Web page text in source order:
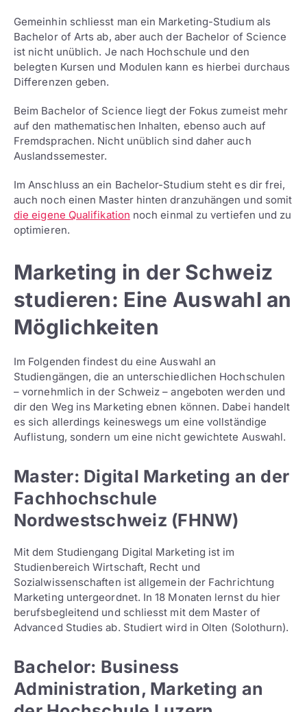
Gemeinhin schliesst man ein Marketing-Studium als
Bachelor of Arts ab, aber auch der Bachelor of Science
ist nicht unüblich. Je nach Hochschule und den
belegten Kursen und Modulen kann es hierbei durchaus
Differenzen geben.
Beim Bachelor of Science liegt der Fokus zumeist mehr
auf den mathematischen Inhalten, ebenso auch auf
Fremdsprachen. Nicht unüblich sind daher auch
Auslandssemester.
Im Anschluss an ein Bachelor-Studium steht es dir frei,
auch noch einen Master hinten dranzuhängen und somit
die eigene Qualifikation noch einmal zu vertiefen und zu
optimieren.
Marketing in der Schweiz
studieren: Eine Auswahl an
Möglichkeiten
Im Folgenden findest du eine Auswahl an
Studiengängen, die an unterschiedlichen Hochschulen
– vornehmlich in der Schweiz – angeboten werden und
dir den Weg ins Marketing ebnen können. Dabei handelt
es sich allerdings keineswegs um eine vollständige
Auflistung, sondern um eine nicht gewichtete Auswahl.
Master: Digital Marketing an der
Fachhochschule
Nordwestschweiz (FHNW)
Mit dem Studiengang Digital Marketing ist im
Studienbereich Wirtschaft, Recht und
Sozialwissenschaften ist allgemein der Fachrichtung
Marketing untergeordnet. In 18 Monaten lernst du hier
berufsbegleitend und schliesst mit dem Master of
Advanced Studies ab. Studiert wird in Olten (Solothurn).
Bachelor: Business
Administration, Marketing an